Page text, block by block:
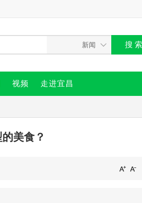
视频 走进宜昌
美食？